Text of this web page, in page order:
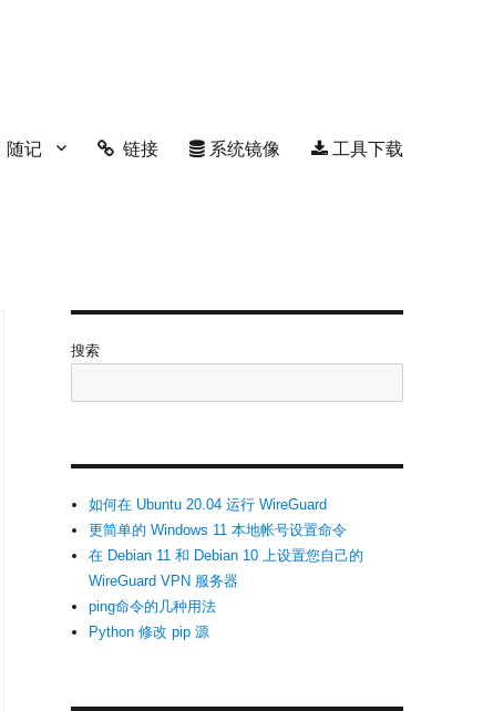
随记 链接 系统镜像 工具下载
搜索
如何在 Ubuntu 20.04 运行 WireGuard
更简单的 Windows 11 本地帐号设置命令
在 Debian 11 和 Debian 10 上设置您自己的
WireGuard VPN 服务器
ping命令的几种用法
Python 修改 pip 源